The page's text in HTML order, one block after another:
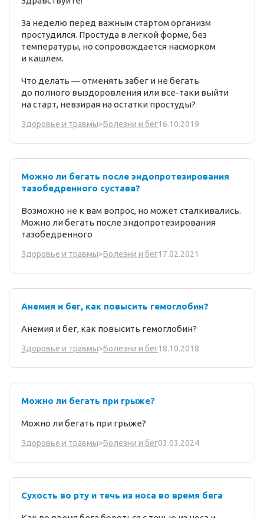
За неделю перед важным стартом организм
простудился. Простуда в легкой форме, без
температуры, но сопровождается насморком
и кашлем.
Что делать — отменять забег и не бегать
до полного выздоровления или все-таки выйти
на старт, невзирая на остатки простуды?
Здоровье и травмы>Болезни и бег16.10.2019
Можно ли бегать после эндопротезирования
тазобедренного сустава?
Возможно не к вам вопрос, но может сталкивались.
Можно ли бегать после эндопротезирования
тазобедренного
Здоровье и травмы>Болезни и бег17.02.2021
Анемия и бег, как повысить гемоглобин?
Анемия и бег, как повысить гемоглобин?
Здоровье и травмы>Болезни и бег18.10.2018
Можно ли бегать при грыже?
Можно ли бегать при грыже?
Здоровье и травмы>Болезни и бег03.03.2024
Сухость во рту и течь из носа во время бега